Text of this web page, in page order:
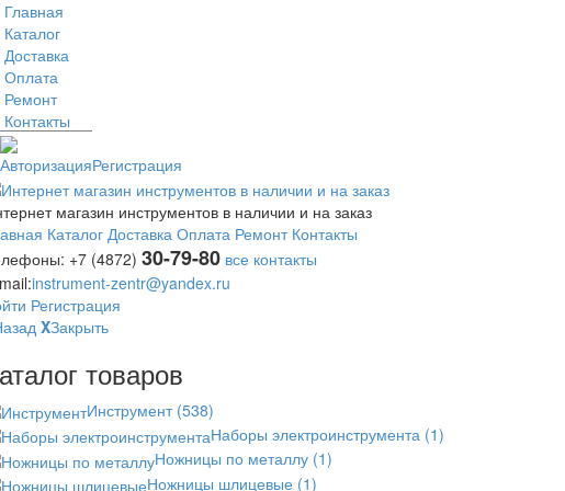
Главная
Каталог
Доставка
Оплата
Ремонт
Контакты
АвторизацияРегистрация
магазин инструментов в наличии и на заказ
Каталог Доставка Оплата Ремонт Контакты
+7 (4872) 30-79-80 все контакты
instrument-zentr@yandex.ru
Регистрация
XЗакрыть
товаров
Инструмент (538)
Наборы электроинструмента (1)
Ножницы по металлу (1)
Ножницы шлицевые (1)